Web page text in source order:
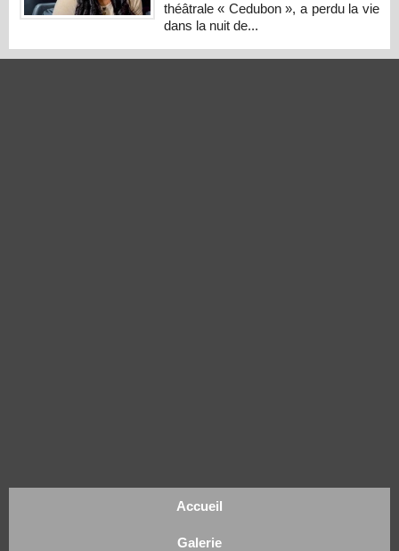
théâtrale « Cedubon », a perdu la vie
dans la nuit de...
Accueil
Galerie